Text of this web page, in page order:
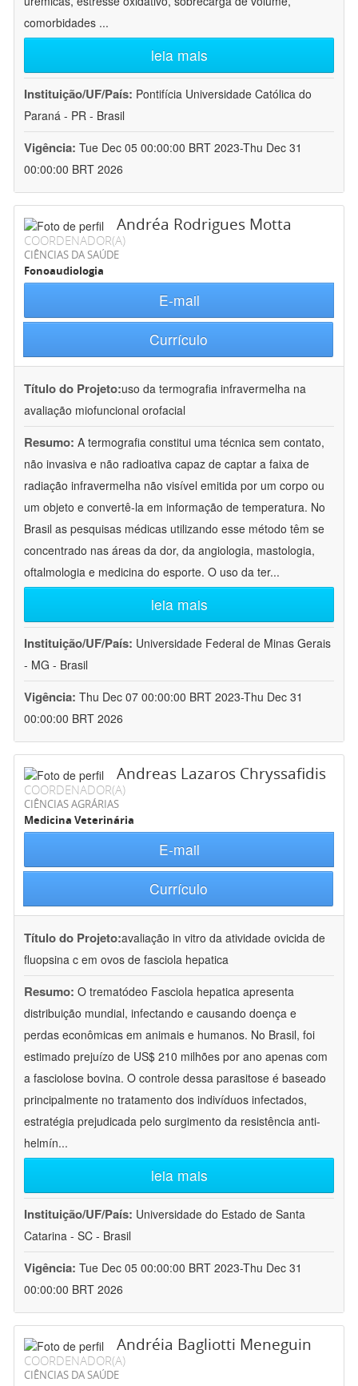
comorbidades ...
leia mais
Instituição/UF/País: Pontifícia Universidade Católica do
Paraná - PR - Brasil
Vigência: Tue Dec 05 00:00:00 BRT 2023-Thu Dec 31
00:00:00 BRT 2026
Andréa Rodrigues Motta
COORDENADOR(A)
CIÊNCIAS DA SAÚDE
Fonoaudiologia
E-mail
Currículo
Título do Projeto:uso da termografia infravermelha na
avaliação miofuncional orofacial
Resumo: A termografia constitui uma técnica sem contato,
não invasiva e não radioativa capaz de captar a faixa de
radiação infravermelha não visível emitida por um corpo ou
um objeto e convertê-la em informação de temperatura. No
Brasil as pesquisas médicas utilizando esse método têm se
concentrado nas áreas da dor, da angiologia, mastologia,
oftalmologia e medicina do esporte. O uso da ter...
leia mais
Instituição/UF/País: Universidade Federal de Minas Gerais
- MG - Brasil
Vigência: Thu Dec 07 00:00:00 BRT 2023-Thu Dec 31
00:00:00 BRT 2026
Andreas Lazaros Chryssafidis
COORDENADOR(A)
CIÊNCIAS AGRÁRIAS
Medicina Veterinária
E-mail
Currículo
Título do Projeto:avaliação in vitro da atividade ovicida de
fluopsina c em ovos de fasciola hepatica
Resumo: O trematódeo Fasciola hepatica apresenta
distribuição mundial, infectando e causando doença e
perdas econômicas em animais e humanos. No Brasil, foi
estimado prejuízo de US$ 210 milhões por ano apenas com
a fasciolose bovina. O controle dessa parasitose é baseado
principalmente no tratamento dos indivíduos infectados,
estratégia prejudicada pelo surgimento da resistência anti-
helmín...
leia mais
Instituição/UF/País: Universidade do Estado de Santa
Catarina - SC - Brasil
Vigência: Tue Dec 05 00:00:00 BRT 2023-Thu Dec 31
00:00:00 BRT 2026
Andréia Bagliotti Meneguin
COORDENADOR(A)
CIÊNCIAS DA SAÚDE